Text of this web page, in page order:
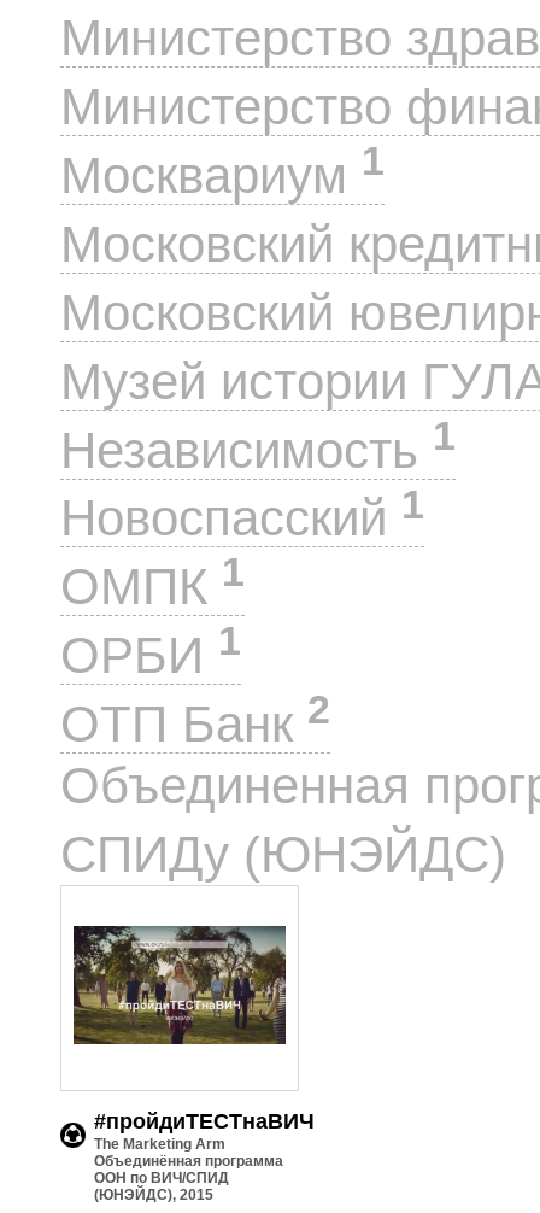
Министерство
Министерство
Москвариум 1
Московский
Московский
Музей истории
Независимость 1
Новоспасский 1
ОМПК 1
ОРБИ 1
ОТП Банк 2
Объединенная
СПИДу (ЮНЭЙДС)
#пройдиТЕСТнаВИЧ
The Marketing Arm
Объединённая программа
ООН по ВИЧ/СПИД
(ЮНЭЙДС), 2015